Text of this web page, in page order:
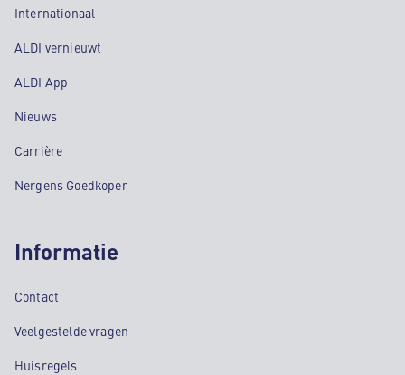
Internationaal
ALDI vernieuwt
ALDI App
Nieuws
Carrière
Nergens Goedkoper
Informatie
Contact
Veelgestelde vragen
Huisregels